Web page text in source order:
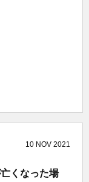
10 NOV 2021
くなった場